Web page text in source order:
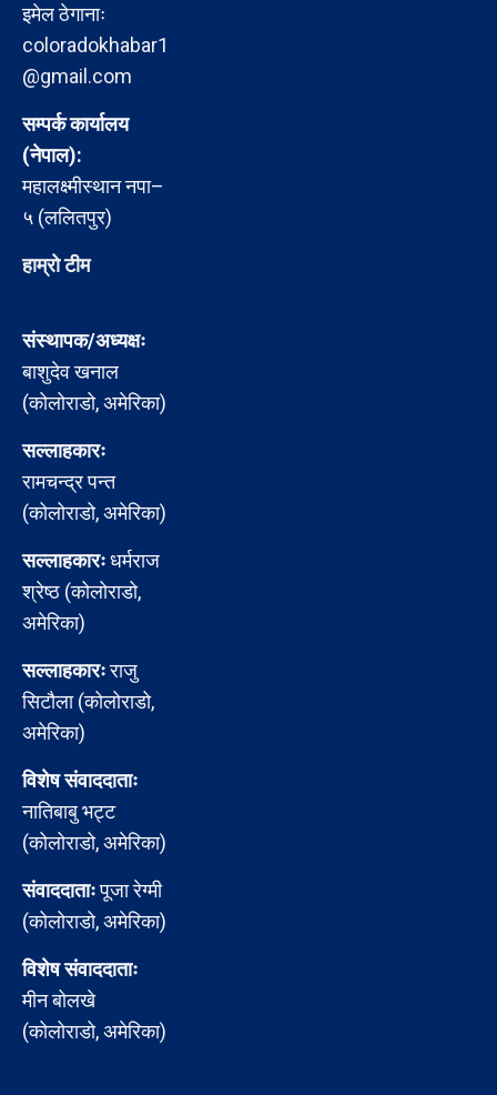
इमेल ठेगानाः
coloradokhabar1
@gmail.com
सम्पर्क कार्यालय
(नेपाल):
महालक्ष्मीस्थान नपा–
५ (ललितपुर)
हाम्रो टीम
संस्थापक/अध्यक्षः
बाशुदेव खनाल
(कोलोराडो, अमेरिका)
सल्लाहकारः
रामचन्द्र पन्त
(कोलोराडो, अमेरिका)
सल्लाहकारःधर्मराज
श्रेष्ठ (कोलोराडो,
अमेरिका)
सल्लाहकारःराजु
सिटौला (कोलोराडो,
अमेरिका)
विशेष संवाददाताः
नातिबाबु भट्ट
(कोलोराडो, अमेरिका)
संवाददाताःपूजा रेग्मी
(कोलोराडो, अमेरिका)
विशेष संवाददाताः
मीन बोलखे
(कोलोराडो, अमेरिका)